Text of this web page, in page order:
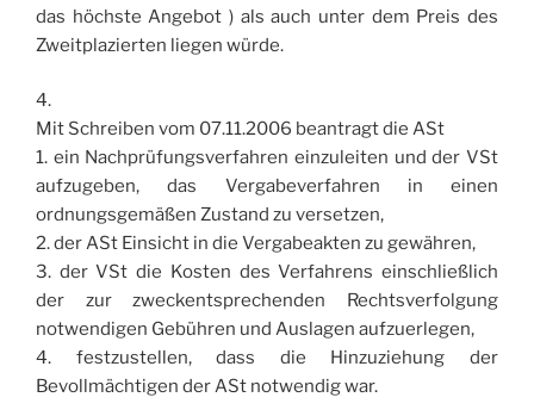
das höchste Angebot ) als auch unter dem Preis des
Zweitplazierten liegen würde.
4.
Mit Schreiben vom 07.11.2006 beantragt die ASt
1. ein Nachprüfungsverfahren einzuleiten und der VSt
aufzugeben, das Vergabeverfahren in einen
ordnungsgemäßen Zustand zu versetzen,
2. der ASt Einsicht in die Vergabeakten zu gewähren,
3. der VSt die Kosten des Verfahrens einschließlich
der zur zweckentsprechenden Rechtsverfolgung
notwendigen Gebühren und Auslagen aufzuerlegen,
4. festzustellen, dass die Hinzuziehung der
Bevollmächtigen der ASt notwendig war.